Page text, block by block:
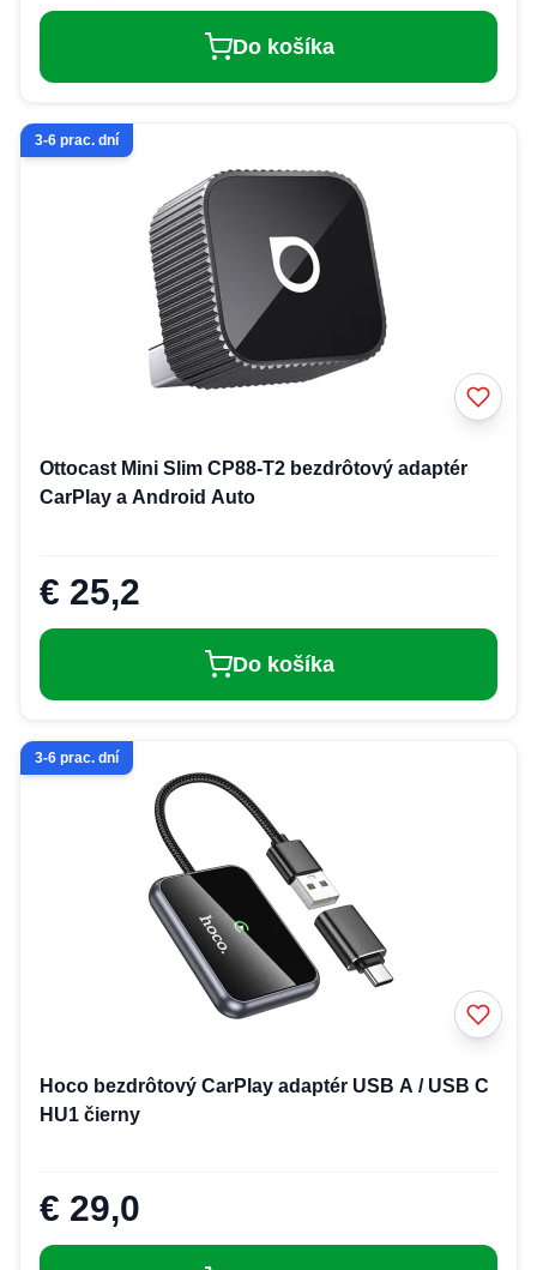
Do košíka
3-6 prac. dní
Ottocast Mini Slim CP88-T2 bezdrôtový adaptér
CarPlay a Android Auto
€ 25,2
Do košíka
3-6 prac. dní
Hoco bezdrôtový CarPlay adaptér USB A / USB C
HU1 čierny
€ 29,0